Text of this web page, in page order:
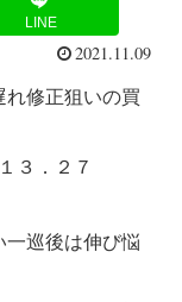
LINE
2021.11.09
れ修正狙いの買
３．２７
一巡後は伸び悩